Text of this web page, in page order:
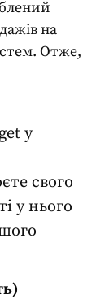
на
Отже,
у
свого
у нього